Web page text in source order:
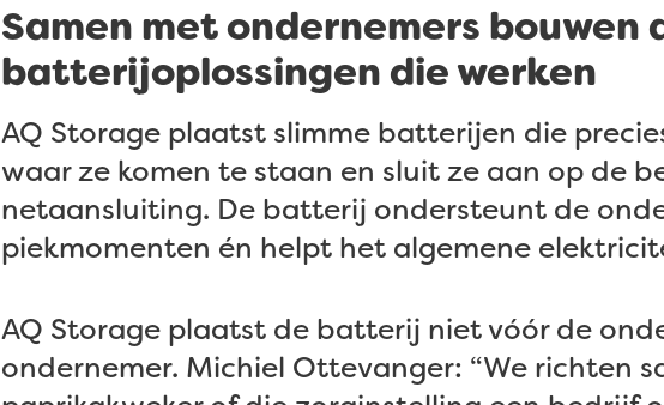
Samen met ondernemers bouwen
batterijoplossingen die werken
AQ Storage plaatst slimme batterijen die
waar ze komen te staan en sluit ze aan op de
netaansluiting. De batterij ondersteunt de
piekmomenten én helpt het algemene
AQ Storage plaatst de batterij niet vóór de
ondernemer. Michiel Ottevanger: “We richten